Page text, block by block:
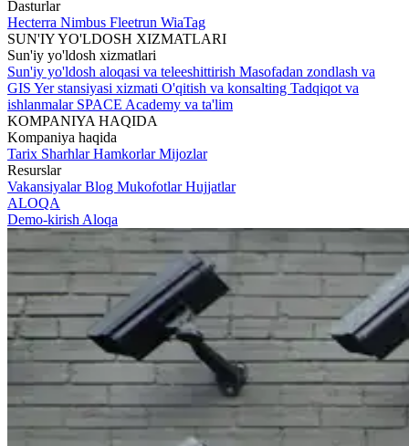
Dasturlar
Hecterra Nimbus Fleetrun WiaTag
SUN'IY YO'LDOSH XIZMATLARI
Sun'iy yo'ldosh xizmatlari
Sun'iy yo'ldosh aloqasi va teleeshittirish Masofadan zondlash va
GIS Yer stansiyasi xizmati O'qitish va konsalting Tadqiqot va
ishlanmalar SPACE Academy va ta'lim
KOMPANIYA HAQIDA
Kompaniya haqida
Tarix SharhlarHamkorlarMijozlar
Resurslar
VakansiyalarBlog MukofotlarHujjatlar
ALOQA
Demo-kirish Aloqa